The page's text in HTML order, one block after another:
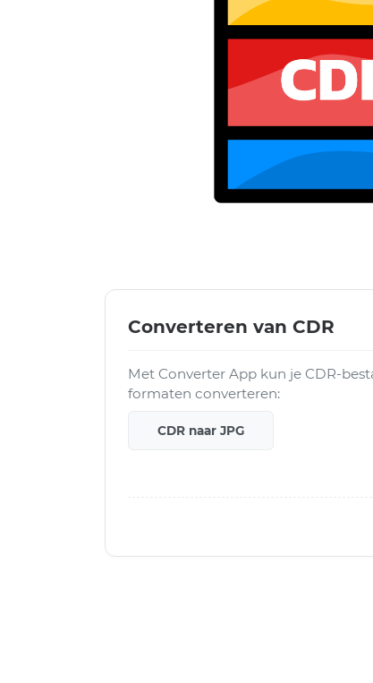
Converteren van CDR
Met Converter App kun je CDR-
formaten converteren:
CDR naar JPG